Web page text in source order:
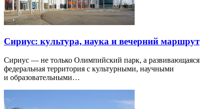
Сириус: культура, наука и вечерний маршрут
Сириус — не только Олимпийский парк, а развивающаяся
федеральная территория с культурными, научными
и образовательными…